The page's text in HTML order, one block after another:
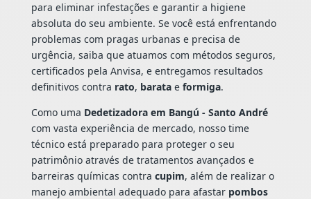
para eliminar infestações e garantir a higiene
absoluta do seu ambiente. Se você está enfrentando
problemas com pragas urbanas e precisa de
urgência, saiba que atuamos com métodos seguros,
certificados pela Anvisa, e entregamos resultados
definitivos contra rato, baratae formiga.
Como uma Dedetizadora em Bangú - Santo André
com vasta experiência de mercado, nosso time
técnico está preparado para proteger o seu
patrimônio através de tratamentos avançados e
barreiras químicas contra cupim, além de realizar o
manejo ambiental adequado para afastar pombos